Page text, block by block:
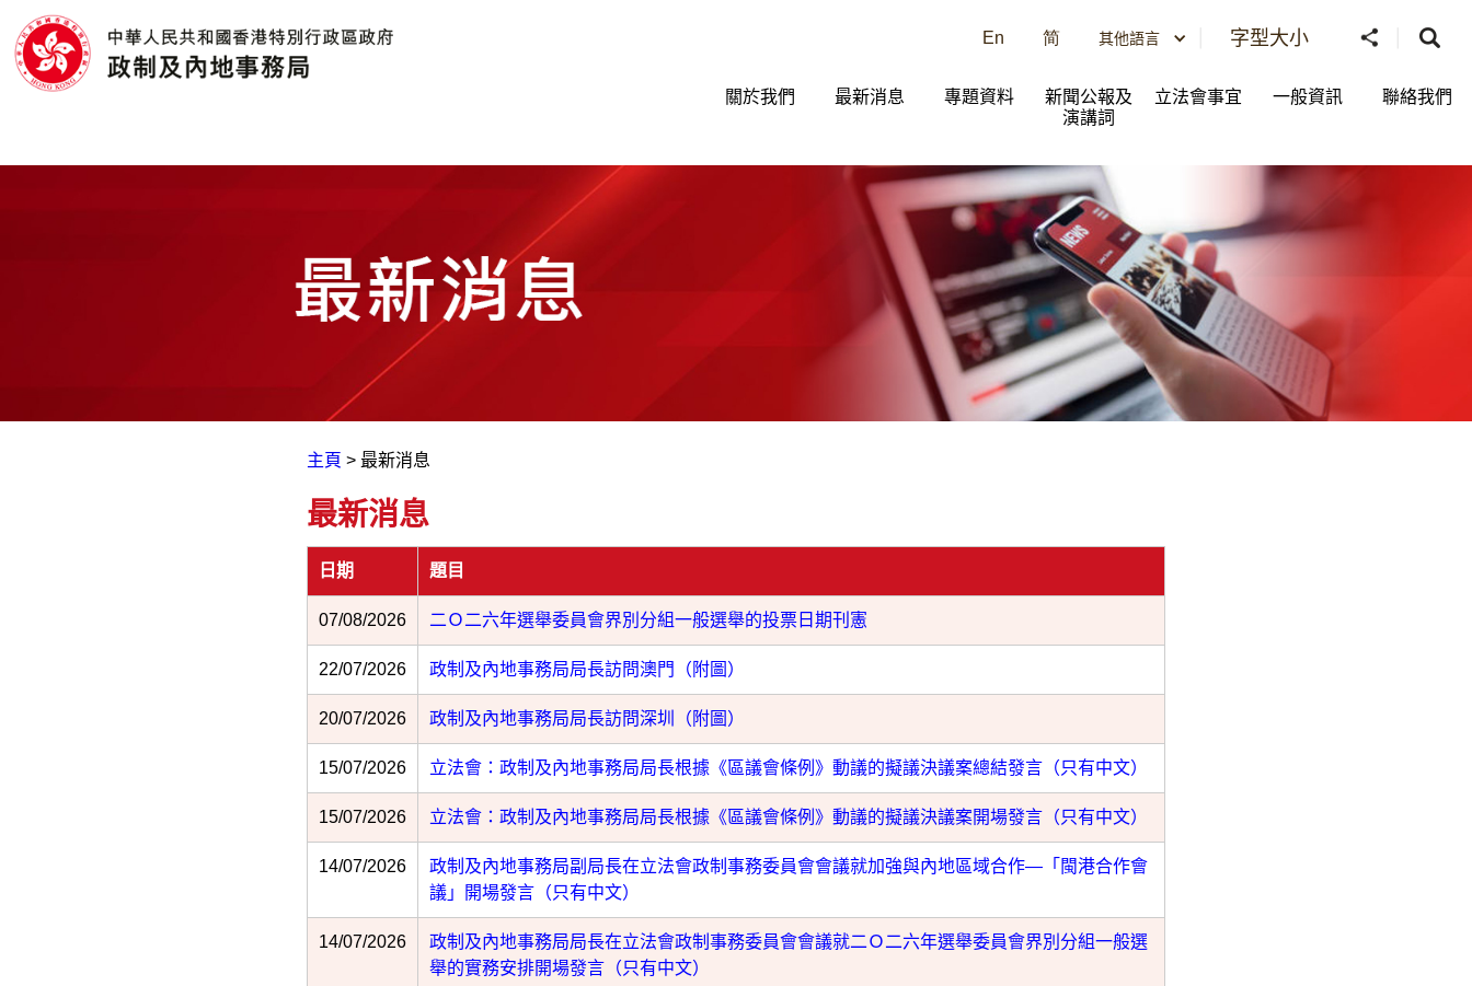
En 简 其他語言 字型大小
關於我們 最新消息 專題資料
新聞公報及
演講詞
立法會事宜 一般資訊​ 聯絡我們
主頁 > 最新消息
最新消息
日期 題目
07/08/2026 二Ｏ二六年選舉委員會界別分組一般選舉的投票日期刊憲
22/07/2026 政制及內地事務局局長訪問澳門（附圖）
20/07/2026 政制及內地事務局局長訪問深圳（附圖）
15/07/2026 立法會：政制及內地事務局局長根據《區議會條例》動議的擬議決議案總結發言（只有中文）
15/07/2026 立法會：政制及內地事務局局長根據《區議會條例》動議的擬議決議案開場發言（只有中文）
14/07/2026
政制及內地事務局副局長在立法會政制事務委員會會議就加強與內地區域合作—「閩港合作會
議」開場發言（只有中文）
14/07/2026
政制及內地事務局局長在立法會政制事務委員會會議就二Ｏ二六年選舉委員會界別分組一般選
舉的實務安排開場發言（只有中文）